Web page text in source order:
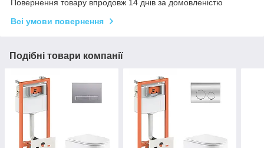
Повернення товару впродовж 14 днів за домовленістю
Всі умови повернення
Подібні товари компанії